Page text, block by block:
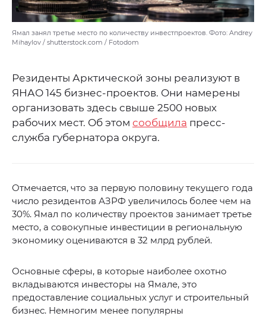
Ямал занял третье место по количеству инвестпроектов. Фото: Andrey
Mihaylov / shutterstock.com / Fotodom
Резиденты Арктической зоны реализуют в
ЯНАО 145 бизнес-проектов. Они намерены
организовать здесь свыше 2500 новых
рабочих мест. Об этом сообщила пресс-
служба губернатора округа.
Отмечается, что за первую половину текущего года
число резидентов АЗРФ увеличилось более чем на
30%. Ямал по количеству проектов занимает третье
место, а совокупные инвестиции в региональную
экономику оцениваются в 32 млрд рублей.
Основные сферы, в которые наиболее охотно
вкладываются инвесторы на Ямале, это
предоставление социальных услуг и строительный
бизнес. Немногим менее популярны